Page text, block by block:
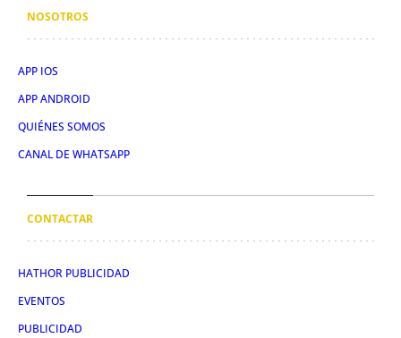
NOSOTROS
APP IOS
APP ANDROID
QUIÉNES SOMOS
CANAL DE WHATSAPP
CONTACTAR
HATHOR PUBLICIDAD
EVENTOS
PUBLICIDAD